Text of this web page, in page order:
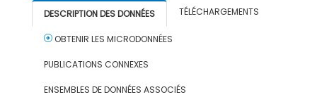
DESCRIPTION DES DONNÉES TÉLÉCHARGEMENTS
OBTENIR LES MICRODONNÉES
PUBLICATIONS CONNEXES
ENSEMBLES DE DONNÉES ASSOCIÉS